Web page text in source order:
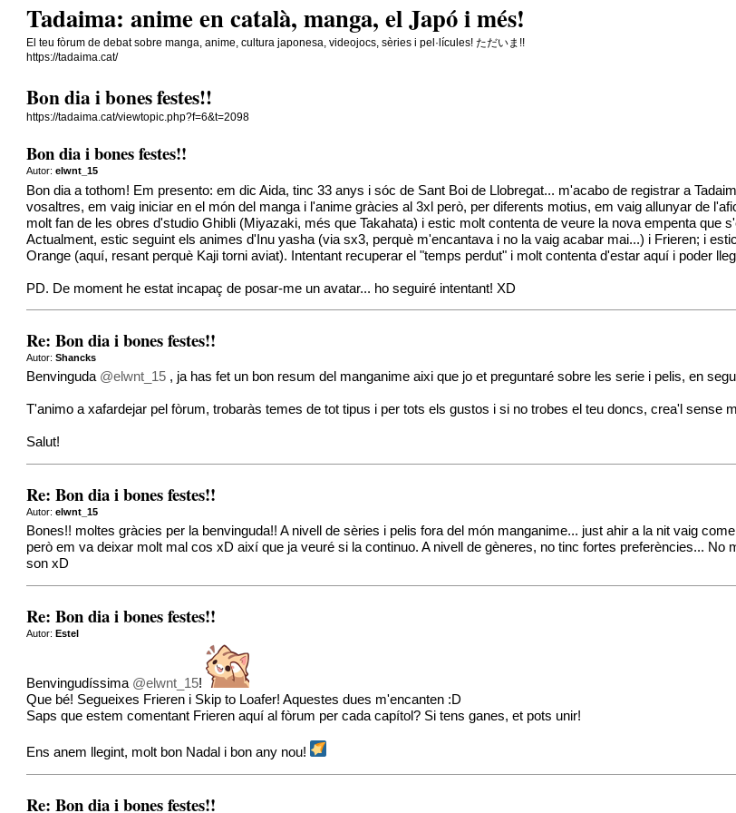
Tadaima: anime en català, manga, el Japó i més!
El teu fòrum de debat sobre manga, anime, cultura japonesa, videojocs, sèries i pel·lícules! ただいま!!
https://tadaima.cat/
Bon dia i bones festes!!
https://tadaima.cat/viewtopic.php?f=6&t=2098
Bon dia i bones festes!!
Autor:elwnt_15
Bon dia a tothom! Em presento: em dic Aida, tinc 33 anys i sóc de Sant Boi de Llobregat... m'acabo de registrar a
vosaltres, em vaig iniciar en el món del manga i l'anime gràcies al 3xl però, per diferents motius, em vaig allunyar de
molt fan de les obres d'studio Ghibli (Miyazaki, més que Takahata) i estic molt contenta de veure la nova empenta que
Actualment, estic seguint els animes d'Inu yasha (via sx3, perquè m'encantava i no la vaig acabar mai...) i Frieren; i
Orange (aquí, resant perquè Kaji torni aviat). Intentant recuperar el "temps perdut" i molt contenta d'estar aquí i poder
PD. De moment he estat incapaç de posar-me un avatar... ho seguiré intentant! XD
Re: Bon dia i bones festes!!
Autor:Shancks
Benvinguda @elwnt_15 , ja has fet un bon resum del manganime aixi que jo et preguntaré sobre les serie i pelis, en
T'animo a xafardejar pel fòrum, trobaràs temes de tot tipus i per tots els gustos i si no trobes el teu doncs, crea'l sense
Salut!
Re: Bon dia i bones festes!!
Autor:elwnt_15
Bones!! moltes gràcies per la benvinguda!! A nivell de sèries i pelis fora del món manganime... just ahir a la nit vaig
però em va deixar molt mal cos xD així que ja veuré si la continuo. A nivell de gèneres, no tinc fortes preferències...
son xD
Re: Bon dia i bones festes!!
Autor:Estel
Benvingudíssima @elwnt_15!
Que bé! Segueixes Frieren i Skip to Loafer! Aquestes dues m'encanten :D
Saps que estem comentant Frieren aquí al fòrum per cada capítol? Si tens ganes, et pots unir!
Ens anem llegint, molt bon Nadal i bon any nou!
Re: Bon dia i bones festes!!